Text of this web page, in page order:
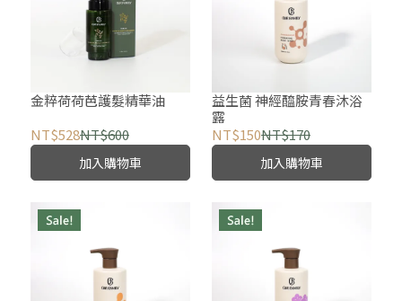
金粹荷荷芭護髮精華油
NT$528NT$600
加入購物車
益生菌 神經醯胺青春沐浴
露
NT$150NT$170
加入購物車